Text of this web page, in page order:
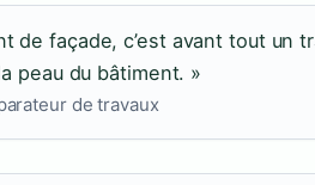
de façade, c’est avant tout un
peau du bâtiment. »
de travaux